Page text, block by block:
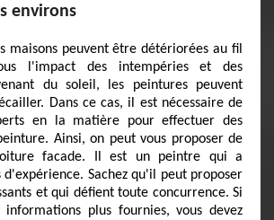
environs
maisons peuvent être détériorées au fil
l'impact des intempéries et des
du soleil, les peintures peuvent
Dans ce cas, il est nécessaire de
en la matière pour effectuer des
Ainsi, on peut vous proposer de
facade. Il est un peintre qui a
d'expérience. Sachez qu'il peut proposer
et qui défient toute concurrence. Si
informations plus fournies, vous devez